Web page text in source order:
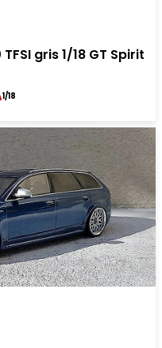
gris 1/18 GT Spirit
1/18